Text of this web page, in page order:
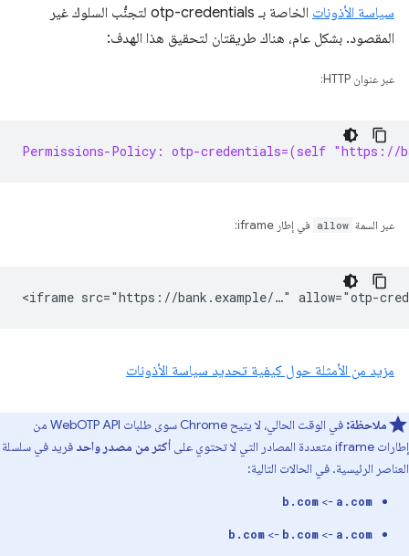
سياسة الأذونات
الخاصة بـ otp-credentials لتجنُّب السلوك غير
المقصود. بشكل عام، هناك طريقتان لتحقيق هذا الهدف:
عبر عنوان HTTP:
Permissions-Policy: otp-credentials=(self "https://
عبر السمة allow في إطار iframe:
مزيد من الأمثلة حول كيفية تحديد سياسة الأذونات
ملاحظة:
في الوقت الحالي، لا يتيح Chrome سوى طلبات WebOTP API من
إطارات iframe متعددة المصادر التي لا تحتوي على
أكثر من مصدر واحد فريد في سلسلة
العناصر الرئيسية. في الحالات التالية:
a.com
->
b.com
a.com
->
b.com
->
b.com